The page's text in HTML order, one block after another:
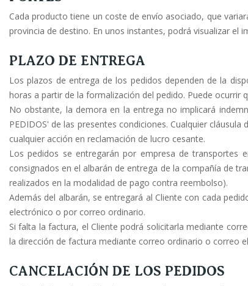
Cada producto tiene un coste de envío asociado, que
provincia de destino. En unos instantes, podrá visualizar el
PLAZO DE ENTREGA
Los plazos de entrega de los pedidos dependen de la
horas a partir de la formalización del pedido. Puede
No obstante, la demora en la entrega no implicará
PEDIDOS' de las presentes condiciones. Cualquier
cualquier acción en reclamación de lucro cesante.
Los pedidos se entregarán por empresa de
consignados en el albarán de entrega de la compañía de
realizados en la modalidad de pago contra reembolso).
Además del albarán, se entregará al Cliente con cada
electrónico o por correo ordinario.
Si falta la factura, el Cliente podrá solicitarla mediante
la dirección de factura mediante correo ordinario o correo
CANCELACIÓN DE LOS PEDIDOS